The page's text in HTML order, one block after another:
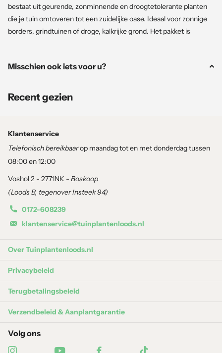
bestaat uit geurende, zonminnende en droogtetolerante planten
die je tuin omtoveren tot een zuidelijke oase. Ideaal voor zonnige
borders, grindtuinen of droge, kalkrijke grond. Het pakket is
Geurige beplanting:
Zon- en droogtebestendig:
aangepast aan warme, droge zomers.
bladvormen en paarse tinten roept direct een zuidelijke
sfeer op.
Onderhoudsarm: Goed doorlatende grond en een zonnige
vlinders en andere nuttige insecten aan.
en bevat50 vaste planten* in P11 potten
volgende soorten:
Misschien ook iets voor u?
Recent gezien
Klantenservice
Telefonisch bereikbaarop maandag tot en met donderdag tussen
08:00 en 12:00
Voshol 2 - 2771NK - Boskoop
(Loods B, tegenover Insteek 94)
0172-608239
klantenservice@tuinplantenloods.nl
Over Tuinplantenloods.nl
Privacybeleid
Terugbetalingsbeleid
Verzendbeleid & Aanplantgarantie
Volg ons